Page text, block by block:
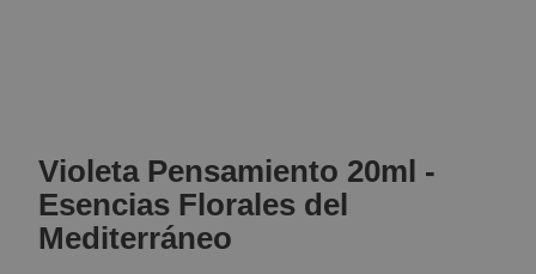
the
beginning
of
the
Violeta Pensamiento 20ml -
Esencias Florales del
Mediterráneo